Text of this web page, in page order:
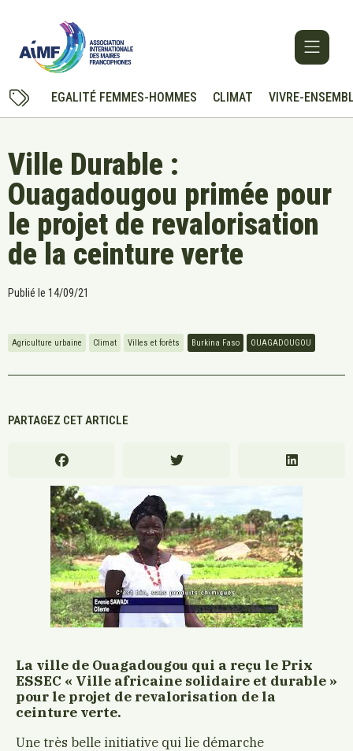
EGALITÉ FEMMES-HOMMES CLIMAT VIVRE-
Ville Durable :
Ouagadougou primée pour
le projet de revalorisation
de la ceinture verte
Publié le 14/09/21
Agriculture urbaine Climat Villes et forêts Burkina Faso OUAGADOUGOU
PARTAGEZ CET ARTICLE
La ville de Ouagadougou qui a reçu le Prix
ESSEC « Ville africaine solidaire et durable »
pour le projet de revalorisation de la
ceinture verte.
Une très belle initiative qui lie démarche